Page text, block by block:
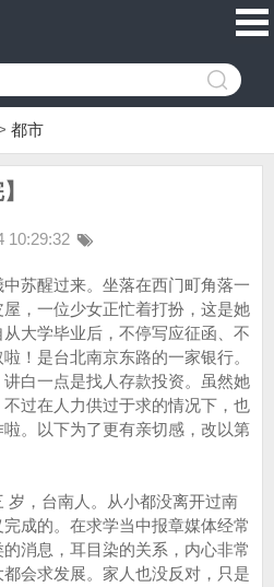
都市
10:29:32
苏醒过来。坐落在西门町角落一
，一位少女正忙着打扮，这是她
大学毕业后，不停写应征函、不
！是台北南京东路的一家银行。
白一点是找人存款投资。虽然她
过在人力供过于求的情况下，也
。以下为了更有亲切感，改以第
，台南人。从小都没离开过南
成的。在求学当中报章媒体经常
消息，耳目染的关系，内心非常
会求发展。家人也没反对，只是